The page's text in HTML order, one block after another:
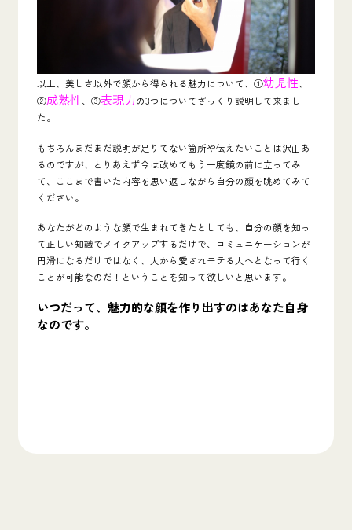
以上、美しさ以外で顔から得られる魅力について、①幼児性、
②成熟性、③表現力の3つについてざっくり説明して来まし
た。
もちろんまだまだ説明が足りてない箇所や伝えたいことは沢山あ
るのですが、とりあえず今は改めてもう一度鏡の前に立ってみ
て、ここまで書いた内容を思い返しながら自分の顔を眺めてみて
ください。
あなたがどのような顔で生まれてきたとしても、
自分の顔を知っ
て正しい知識でメイクアップするだけで、コミュニケーションが
円滑になるだけではなく、人から愛されモテる人へとなって行く
ことが可能なのだ！ ということを知って欲しいと思います。
いつだって、魅力的な顔を作り出すのはあなた自身
なのです。